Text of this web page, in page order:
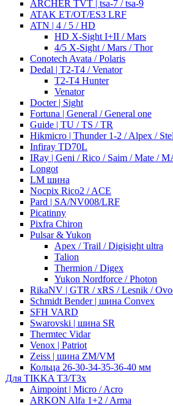
ARCHER TVT | tsa-7 / tsa-9
ATAK ET/OT/ES3 LRF
ATN | 4 / 5 / HD
HD X-Sight I+II / Mars
4/5 X-Sight / Mars / Thor
Conotech Avata / Polaris
Dedal | T2-T4 / Venator
T2-T4 Hunter
Venator
Docter | Sight
Fortuna | General / General one
Guide | TU / TS / TR
Hikmicro | Thunder 1-2 / Alpex /
Infiray TD70L
IRay | Geni / Rico / Saim / Mate /
Longot
LM шина
Nocpix Rico2 / ACE
Pard | SA/NV008/LRF
Picatinny
Pixfra Chiron
Pulsar & Yukon
Apex / Trail / Digisight ultra
Talion
Thermion / Digex
Yukon Nordforce / Photon
RikaNV | GTR / xRS / Lesnik /
Schmidt Bender | шина Convex
SFH VARD
Swarovski | шина SR
Thermtec Vidar
Venox | Patriot
Zeiss | шина ZM/VM
Кольца 26-30-34-35-36-40 мм
Для TIKKA T3/T3x
Aimpoint | Micro / Acro
ARKON Alfa 1+2 / Arma